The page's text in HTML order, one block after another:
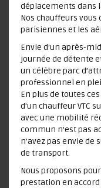
déplacements dans
Nos chauffeurs
parisiennes et les
Envie d’un après-
journée de détente
un célèbre parc
professionnel en
En plus de toutes
d’un chauffeur VTC
avec une mobilité
commun n'est pas
n'avez pas envie de
de transport.
Nous proposons
prestation en accord